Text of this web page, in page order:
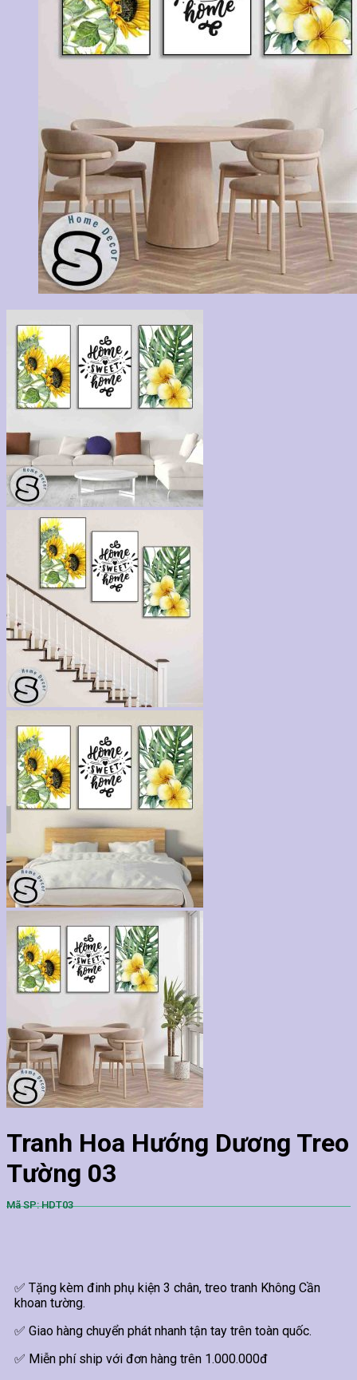
Tranh Hoa Hướng Dương Treo
Tường 03
Mã SP: HDT03
✅ Tặng kèm đinh phụ kiện 3 chân, treo tranh Không Cần
khoan tường.
✅ Giao hàng chuyển phát nhanh tận tay trên toàn quốc.
✅ Miễn phí ship với đơn hàng trên 1.000.000đ